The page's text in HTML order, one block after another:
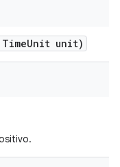
TimeUnit unit)